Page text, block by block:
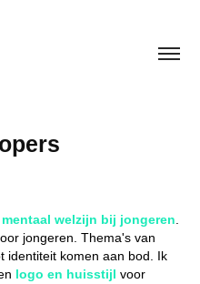
mentaal welzijn bij jongeren
jongeren. Thema's van
identiteit komen aan bod. Ik
logo en huisstijl voor